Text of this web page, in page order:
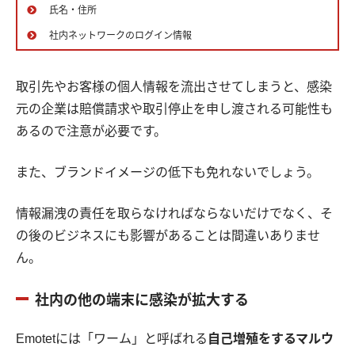
氏名・住所
社内ネットワークのログイン情報
取引先やお客様の個人情報を流出させてしまうと、感染
元の企業は賠償請求や取引停止を申し渡される可能性も
あるので注意が必要です。
また、ブランドイメージの低下も免れないでしょう。
情報漏洩の責任を取らなければならないだけでなく、そ
の後のビジネスにも影響があることは間違いありませ
ん。
社内の他の端末に感染が拡大する
Emotetには「ワーム」と呼ばれる 自己増殖をするマルウ